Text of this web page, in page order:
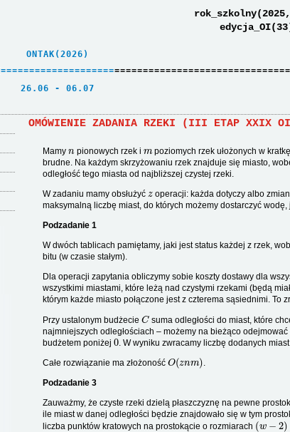
    ONTAK(2026)
====================
   26.06 - 06.07
OMÓWIENIE ZADANIA RZEKI (III ETAP XXIX
Mamy pionowych rzek i
poziomych rzek ułożonych w
brudne. Na każdym skrzyżowaniu rzek znajduje się miasto,
odległość tego miasta od najbliższej czystej rzeki.
W zadaniu mamy obsłużyć
operacji: każda dotyczy albo
maksymalną liczbę miast, do których możemy dostarczyć
Podzadanie 1
W dwóch tablicach pamiętamy, jaki jest status każdej z rzek,
bitu (w czasie stałym).
Dla operacji zapytania obliczymy sobie koszty dostawy dla
wszystkimi miastami, które leżą nad czystymi rzekami (będą
którym każde miasto połączone jest z czterema sąsiednimi. To
Przy ustalonym budżecie Csuma odległości do miast, które
najmniejszych odległościach – możemy na bieżąco
budżetem poniżej 0 . W wyniku zwracamy liczbę dodanych miast.
Całe rozwiązanie ma złożoność O( )
Podzadanie 3
Zauważmy, że czyste rzeki dzielą płaszczyznę na pewne
ile miast w danej odległości będzie znajdowało się w tym
liczba punktów kratowych na prostokącie o rozmiarach (w−2)×(